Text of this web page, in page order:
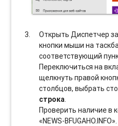
Открыть Диспетчер
кнопки мыши на
соотвeтствующий
Переключиться на
щелкнуть правой
столбцов, выбрать
строка.
Проверить наличие в
«NEWS-BFUGAHO.INFO».